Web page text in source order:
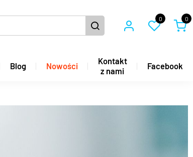
0 0
Blog Nowości
Kontakt
z nami
Facebook